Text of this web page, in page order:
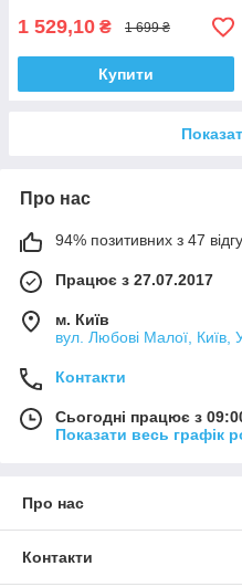
1 529,10 ₴ 1 699 ₴
Купити
Про нас
94% позитивних з 47
Працює з 27.07.2017
м. Київ
вул. Любові Малої, Київ,
Контакти
Сьогодні працює з
Показати весь графік
Про нас
Контакти